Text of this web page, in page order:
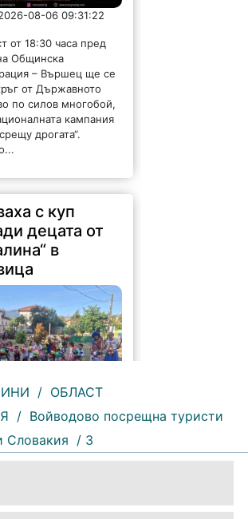
08-06 09:31:22
от 18:30 часа пред
Общинска
– Вършец ще се
от Държавното
по силов многобой,
кампания
дрогата“.
с куп
децата от
в
08-06 09:24:26
ДГ „Малина“-
преживяха един
и положителни
ръководството на
/ ОБЛАСТ
/ Войводово посрещна туристи
Словакия / 3